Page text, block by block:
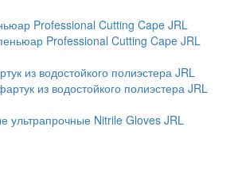
Professional Cutting Cape JRL
из водостойкого полиэстера JRL
ультрапрочные Nitrile Gloves JRL